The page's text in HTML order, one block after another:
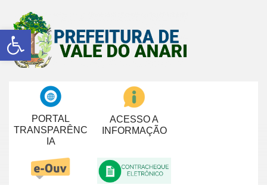
Abrir a barra de ferramentas
PORTAL
TRANSPARÊNC
IA
ACESSO A
INFORMAÇÃO